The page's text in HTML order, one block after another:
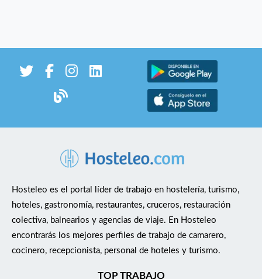
Hosteleo es el portal líder de trabajo en hostelería, turismo,
hoteles, gastronomía, restaurantes, cruceros, restauración
colectiva, balnearios y agencias de viaje. En Hosteleo
encontrarás los mejores perfiles de trabajo de camarero,
cocinero, recepcionista, personal de hoteles y turismo.
TOP TRABAJO